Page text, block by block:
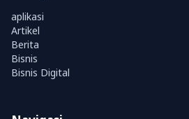
aplikasi
Artikel
Berita
Bisnis
Bisnis Digital